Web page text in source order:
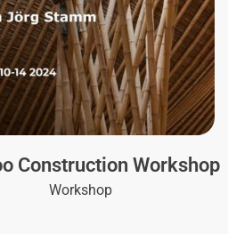
Construction Workshop
Workshop